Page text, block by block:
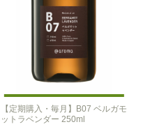
【定期購入・毎月】B07 ベルガモ
ットラベンダー 250ml